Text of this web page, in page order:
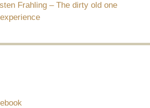
Frahling – The dirty old one